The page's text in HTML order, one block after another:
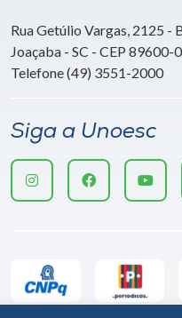
Rua Getúlio Vargas, 2125 -
Joaçaba - SC - CEP 89600-
Telefone (49) 3551-2000
Siga a Unoesc